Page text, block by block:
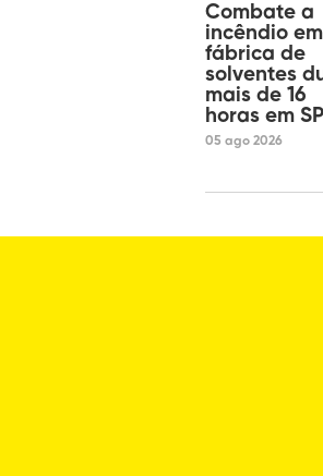
Combate a
incêndio em
fábrica de
solventes
mais de 16
horas em SP
05 ago 2026